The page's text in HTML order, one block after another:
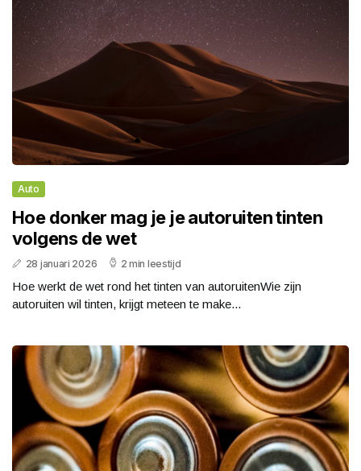
Auto
Hoe donker mag je je autoruiten tinten
volgens de wet
28 januari 2026 2 min leestijd
Hoe werkt de wet rond het tinten van autoruitenWie zijn
autoruiten wil tinten, krijgt meteen te make...